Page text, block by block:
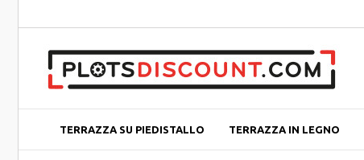
TERRAZZA SU PIEDISTALLO TERRAZZA IN LEGNO